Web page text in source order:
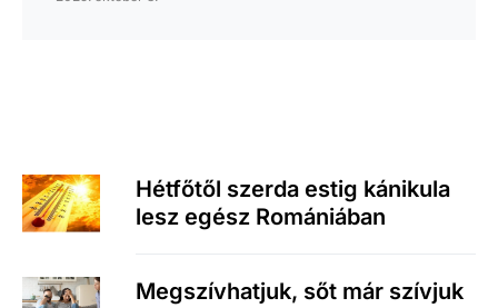
Hétfőtől szerda estig kánikula
lesz egész Romániában
Megszívhatjuk, sőt már szívjuk